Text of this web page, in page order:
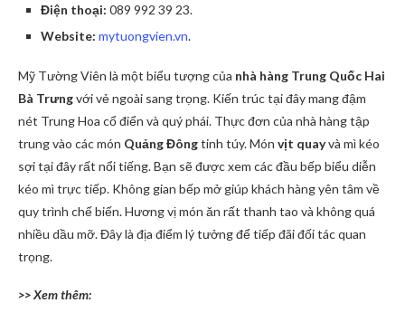
Điện thoại: 089 992 39 23.
Website: mytuongvien.vn.
Mỹ Tường Viên là một biểu tượng của nhà hàng Trung Quốc Hai
Bà Trưngvới vẻ ngoài sang trọng. Kiến trúc tại đây mang đậm
nét Trung Hoa cổ điển và quý phái. Thực đơn của nhà hàng tập
trung vào các món Quảng Đôngtinh túy. Món vịt quayvà mì kéo
sợi tại đây rất nổi tiếng. Bạn sẽ được xem các đầu bếp biểu diễn
kéo mì trực tiếp. Không gian bếp mở giúp khách hàng yên tâm về
quy trình chế biến. Hương vị món ăn rất thanh tao và không quá
nhiều dầu mỡ. Đây là địa điểm lý tưởng để tiếp đãi đối tác quan
trọng.
>> Xem thêm: